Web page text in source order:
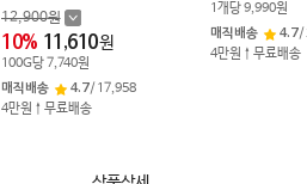
12,900원
10% 11,610원
100G당7,740원
매직배송
4.7/ 17,958
4만원↑무료배송
1 개당9,990원
매직배송
4.7/
4만원↑무료배송